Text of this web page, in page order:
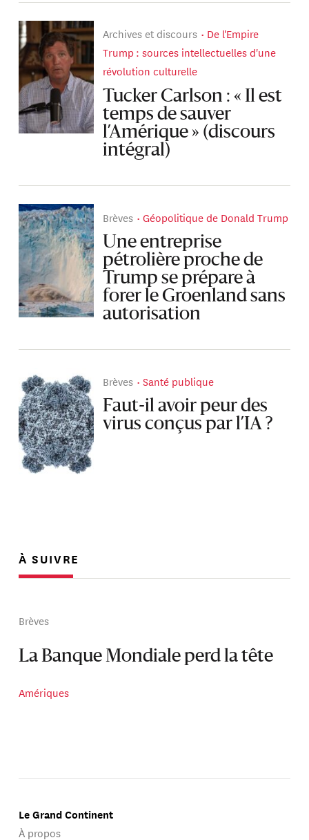
Archives et discours
De l'Empire
Trump : sources intellectuelles d'une
révolution culturelle
Tucker Carlson : « Il est
temps de sauver
l’Amérique » (discours
intégral)
Brèves Géopolitique de Donald Trump
Une entreprise
pétrolière proche de
Trump se prépare à
forer le Groenland sans
autorisation
Brèves Santé publique
Faut-il avoir peur des
virus conçus par l’IA ?
À SUIVRE
Brèves
La Banque Mondiale perd la tête
Amériques
Le Grand Continent
À propos